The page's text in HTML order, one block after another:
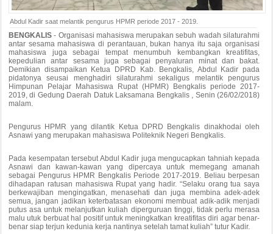
Abdul Kadir saat melantik pengurus HPMR periode 2017 - 2019.
BENGKALIS - Organisasi mahasiswa merupakan sebuh wadah silaturahmi
antar sesama mahasiswa di perantauan, bukan hanya itu saja organisasi
mahasiswa juga sebagai tempat menumbuh kembangkan kreatifitas,
kepedulian antar sesama juga sebagai penyaluran minat dan bakat.
Demikian disampaikan Ketua DPRD Kab. Bengkalis, Abdul Kadir pada
pidatonya seusai menghadiri silaturahmi sekaligus melantik pengurus
Himpunan Pelajar Mahasiswa Rupat (HPMR) Bengkalis periode 2017-
2019, di Gedung Daerah Datuk Laksamana Bengkalis , Senin (26/02/2018)
malam.
Pengurus HPMR yang dilantik Ketua DPRD Bengkalis dinakhodai oleh
Asnawi yang merupakan mahasiswa Politeknik Negeri Bengkalis.
Pada kesempatan tersebut Abdul Kadir juga mengucapkan tahniah kepada
Asnawi dan kawan-kawan yang dipercaya untuk memegang amanah
sebagai Pengurus HPMR Bengkalis Periode 2017-2019. Beliau berpesan
dihadapan ratusan mahasiswa Rupat yang hadir. “Selaku orang tua saya
berkewajiban mengingatkan, menasehati dan juga membina adek-adek
semua, jangan jadikan keterbatasan ekonomi membuat adik-adik menjadi
putus asa untuk melanjutkan kuliah diperguruan tinggi, tidak perlu merasa
malu utuk berbuat hal positif untuk meningkatkan kreatifitas diri agar benar-
benar siap terjun kedunia kerja nantinya setelah tamat kuliah” tutur Kadir.